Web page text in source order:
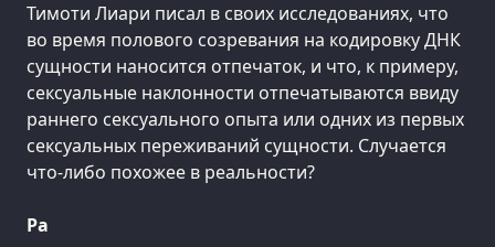
Тимоти Лиари писал в своих исследованиях, что
во время полового созревания на кодировку ДНК
сущности наносится отпечаток, и что, к примеру,
сексуальные наклонности отпечатываются ввиду
раннего сексуального опыта или одних из первых
сексуальных переживаний сущности. Случается
что-либо похожее в реальности?
Ра